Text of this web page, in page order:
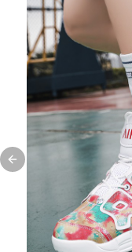
Previous slide